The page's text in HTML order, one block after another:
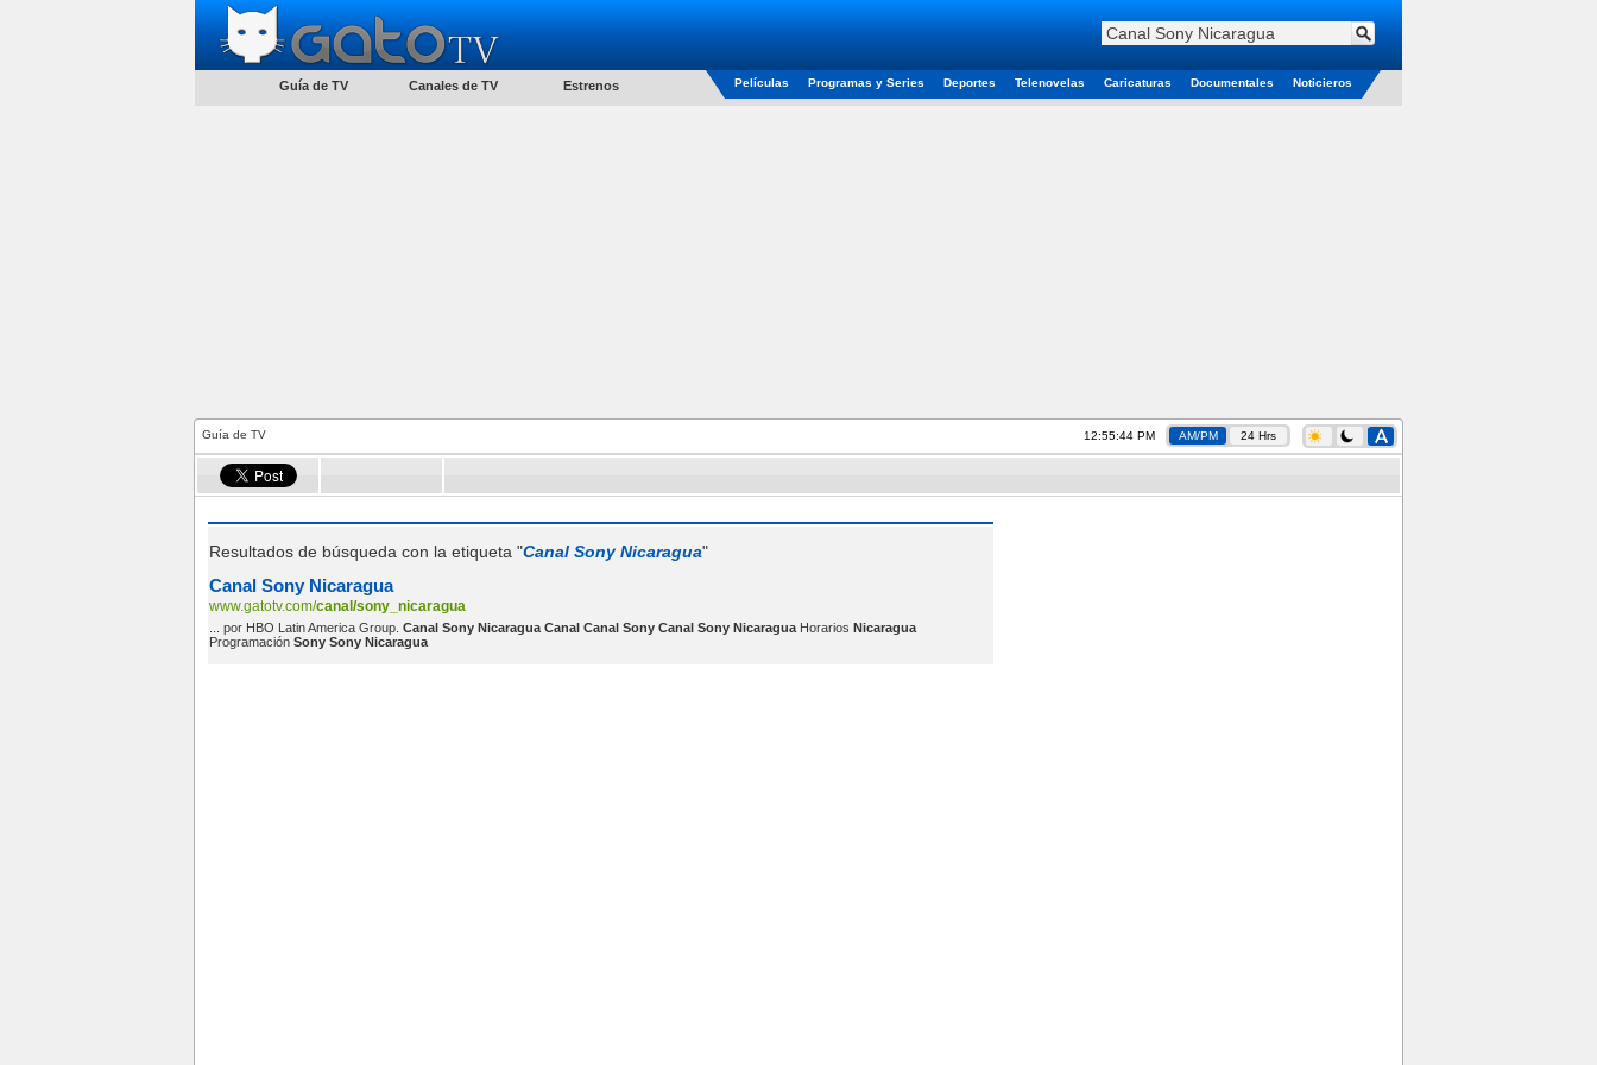
Guía de TV Canales de TV Estrenos Películas Programas y Series Deportes Telenovelas Caricaturas Documentales Noticieros
Guía de TV 12:55:44 PM AM/PM 24 Hrs
Resultados de búsqueda con la etiqueta "Canal Sony Nicaragua"
Canal Sony Nicaragua
www.gatotv.com/canal/sony_nicaragua
... por HBO Latin America Group. Canal Sony Nicaragua Canal Canal Sony Canal Sony Nicaragua Horarios Nicaragua
Programación Sony Sony Nicaragua